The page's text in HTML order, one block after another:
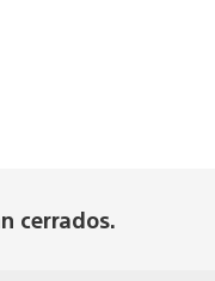
cerrados.